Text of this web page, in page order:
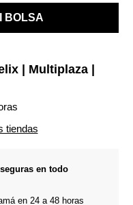
BOLSA
| Multiplaza |
tiendas
en todo
en 24 a 48 horas